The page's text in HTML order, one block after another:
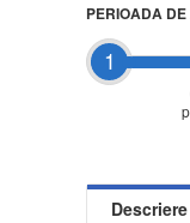
1
PERIOADA
Descriere